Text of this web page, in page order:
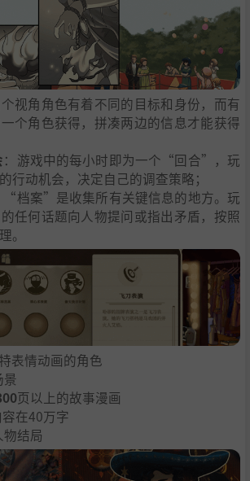
视角角色有着不同的目标和身份，而有
个角色获得，拼凑两边的信息才能获得
：游戏中的每小时即为一个“回合”，玩
行动机会，决定自己的调查策略；
“档案”是收集所有关键信息的地方。玩
任何话题向人物提问或指出矛盾，按照
。
表情动画的角色
景
页以上的故事漫画
在40万字
结局